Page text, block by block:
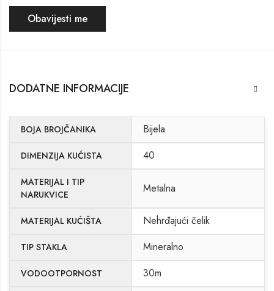
Obavijesti me
DODATNE INFORMACIJE
BOJA BROJČANIKA Bijela
DIMENZIJA KUĆISTA 40
MATERIJAL I TIP
NARUKVICE
Metalna
MATERIJAL KUĆIŠTA Nehrđajući čelik
TIP STAKLA Mineralno
VODOOTPORNOST 30m